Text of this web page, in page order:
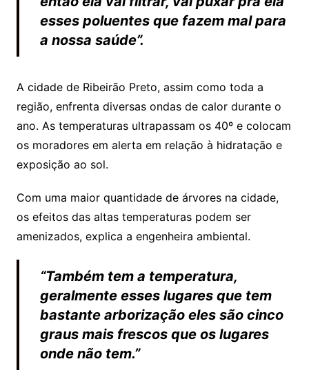
esses poluentes que fazem mal para
a nossa saúde”.
A cidade de Ribeirão Preto, assim como toda a
região, enfrenta diversas ondas de calor durante o
ano. As temperaturas ultrapassam os 40º e colocam
os moradores em alerta em relação à hidratação e
exposição ao sol.
Com uma maior quantidade de árvores na cidade,
os efeitos das altas temperaturas podem ser
amenizados, explica a engenheira ambiental.
“Também tem a temperatura,
geralmente esses lugares que tem
bastante arborização eles são cinco
graus mais frescos que os lugares
onde não tem.”